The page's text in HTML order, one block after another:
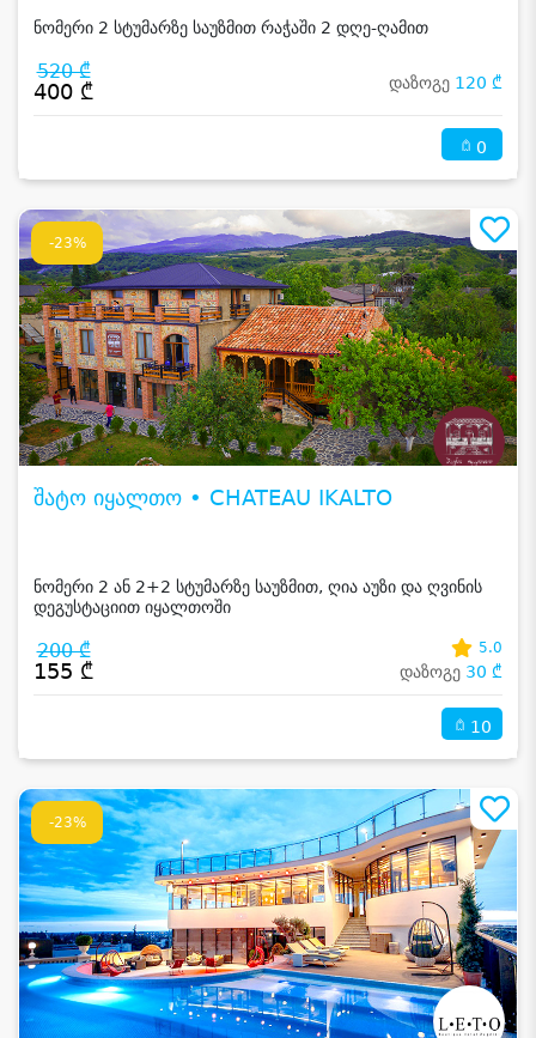
ნომერი 2 სტუმარზე საუზმით რაჭაში 2 დღე-ღამით
520 ₾
400 ₾ დაზოგე 120 ₾
0
-23%
შატო იყალთო • CHATEAU IKALTO
ნომერი 2 ან 2+2 სტუმარზე საუზმით, ღია აუზი და ღვინის
დეგუსტაციით იყალთოში
200 ₾
155 ₾
5.0
დაზოგე 30 ₾
10
-23%